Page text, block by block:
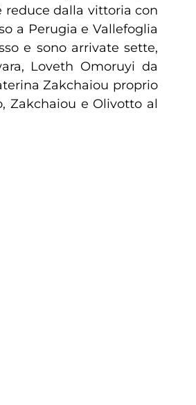
reduce dalla vittoria con
a Perugia e Vallefoglia
e sono arrivate sette,
Loveth Omoruyi da
Zakchaiou proprio
Zakchaiou e Olivotto al